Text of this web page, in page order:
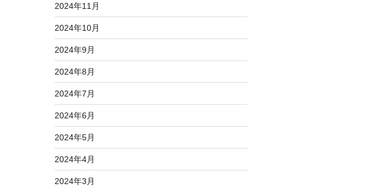
2024年11月
2024年10月
2024年9月
2024年8月
2024年7月
2024年6月
2024年5月
2024年4月
2024年3月